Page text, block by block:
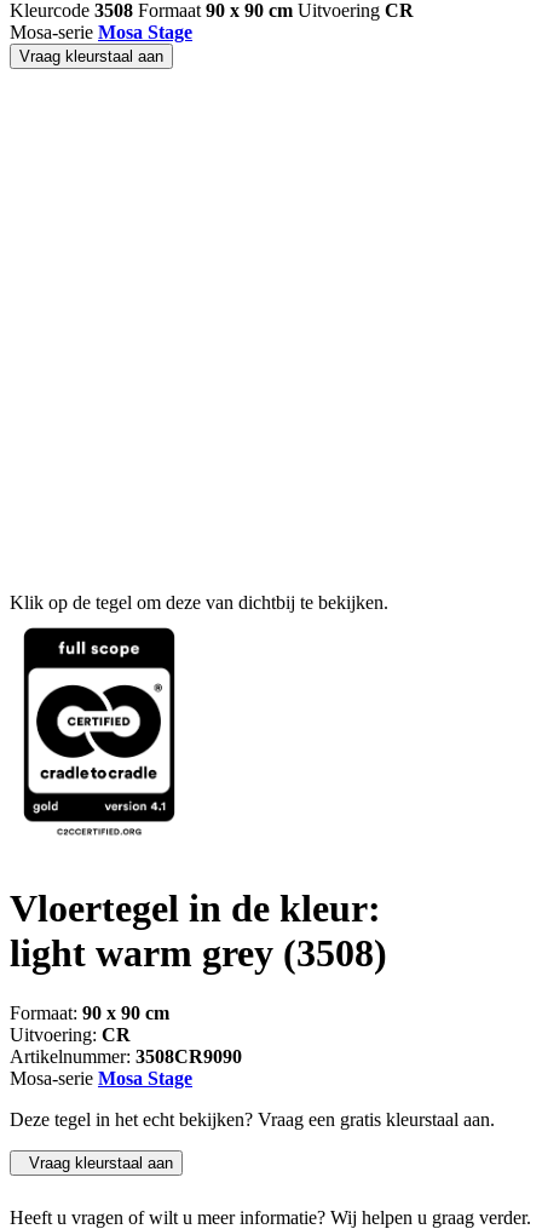
Kleurcode 3508 Formaat 90 x 90 cm Uitvoering CR
Mosa-serie Mosa Stage
Vraag kleurstaal aan
Klik op de tegel om deze van dichtbij te bekijken.
Vloertegel in de kleur:
light warm grey (3508)
Formaat: 90 x 90 cm
Uitvoering: CR
Artikelnummer: 3508CR9090
Mosa-serie Mosa Stage
Deze tegel in het echt bekijken? Vraag een gratis kleurstaal aan.
Vraag kleurstaal aan
Heeft u vragen of wilt u meer informatie? Wij helpen u graag verder.